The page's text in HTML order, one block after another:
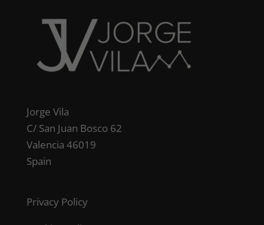
Jorge Vila
C/ San Juan Bosco 62
Valencia 46019
Spain
Privacy Policy